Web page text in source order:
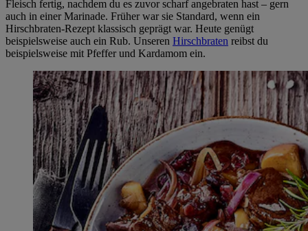
Fleisch fertig, nachdem du es zuvor scharf angebraten hast – gern
auch in einer Marinade. Früher war sie Standard, wenn ein
Hirschbraten-Rezept klassisch geprägt war. Heute genügt
beispielsweise auch ein Rub. Unseren Hirschbraten reibst du
beispielsweise mit Pfeffer und Kardamom ein.